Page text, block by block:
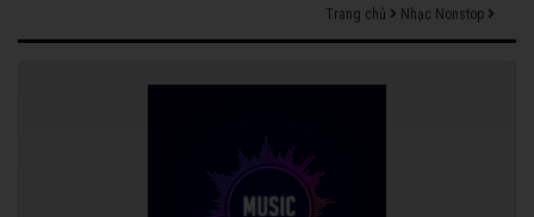
Trang chủ Nhạc Nonstop